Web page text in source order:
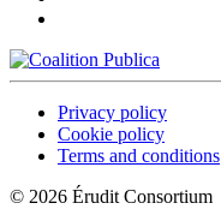
Privacy policy
Cookie policy
Terms and conditions
© 2026 Érudit Consortium